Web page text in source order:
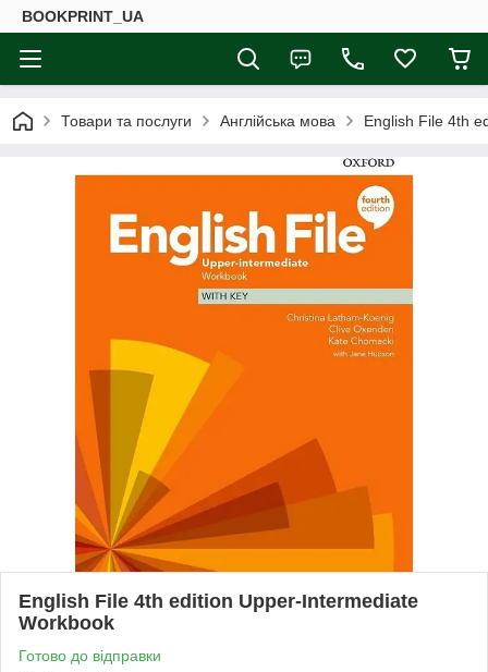
BOOKPRINT_UA
Товари та послуги Англійська мова English File 4th
English File 4th edition Upper-Intermediate
Workbook
Готово до відправки